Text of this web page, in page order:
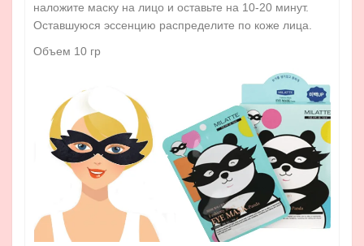
наложите маску на лицо и оставьте на 10-20 минут.
Оставшуюся эссенцию распределите по коже лица.
Объем 10 гр